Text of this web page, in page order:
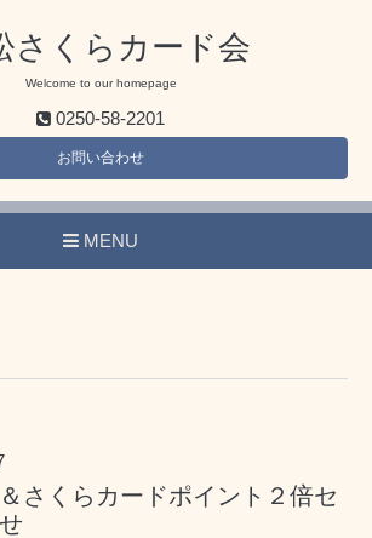
さくらカード会
Welcome to our homepage
0250-58-2201
お問い合わせ
MENU
さくらカードポイント２倍セ